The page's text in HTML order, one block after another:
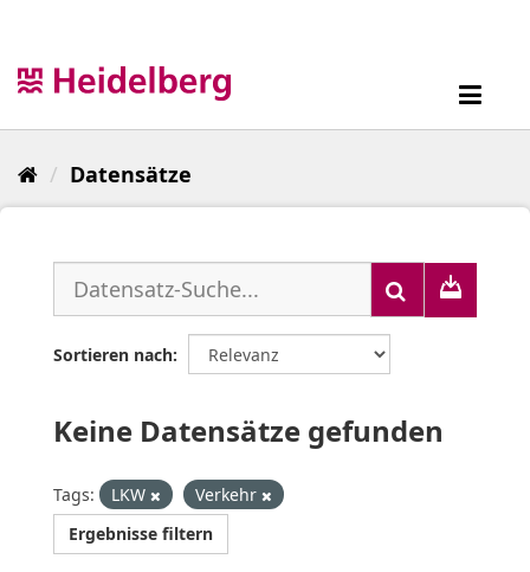
Datensätze
Sortieren nach
Keine Datensätze gefunden
Tags: LKW
Verkehr
Ergebnisse filtern